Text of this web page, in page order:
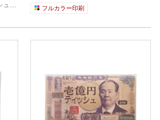
で
フルカラー印刷